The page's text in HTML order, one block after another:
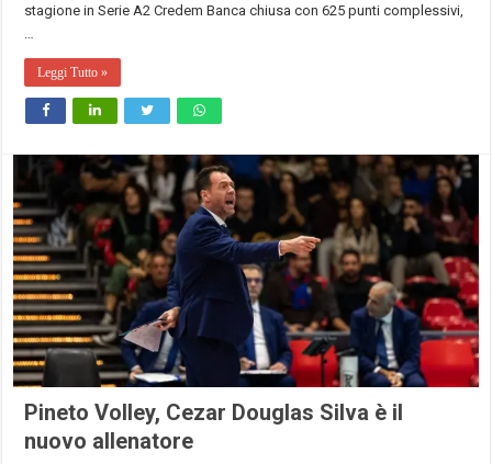
stagione in Serie A2 Credem Banca chiusa con 625 punti complessivi,
…
Leggi Tutto »
Pineto Volley, Cezar Douglas Silva è il
nuovo allenatore